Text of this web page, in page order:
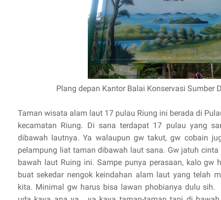
Plang depan Kantor Balai Konservasi Sumber
Taman wisata alam laut 17 pulau Riung ini berada di
kecamatan Riung. Di sana terdapat 17 pulau yang
dibawah lautnya. Ya walaupun gw takut, gw cobain
pelampung liat taman dibawah laut sana. Gw jatuh
bawah laut Ruing ini. Sampe punya perasaan, kalo gw
buat sekedar nengok keindahan alam laut yang telah
kita. Minimal gw harus bisa lawan phobianya dulu sih.